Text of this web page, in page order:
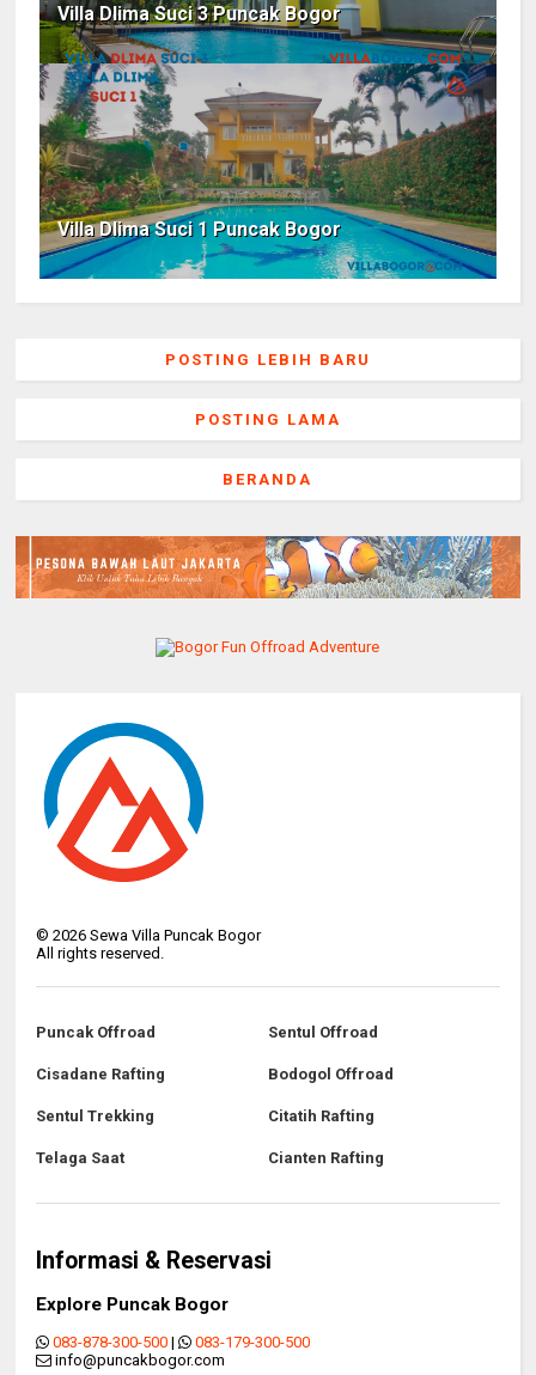
Villa Dlima Suci 3 Puncak Bogor
Villa Dlima Suci 1 Puncak Bogor
POSTING LEBIH BARU
POSTING LAMA
BERANDA
©2026 Sewa Villa Puncak Bogor
All rights reserved.
Puncak Offroad Sentul Offroad
Cisadane Rafting Bodogol Offroad
Sentul Trekking Citatih Rafting
Telaga Saat Cianten Rafting
Informasi & Reservasi
Explore Puncak Bogor
083-878-300-500 |
083-179-300-500
info@puncakbogor.com